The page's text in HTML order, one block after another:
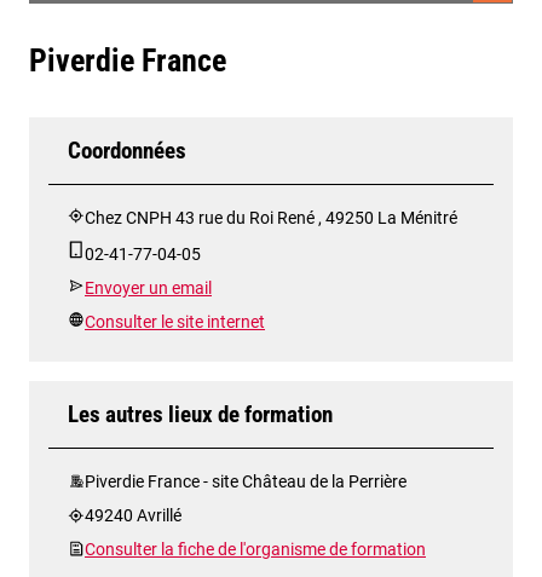
Piverdie France
Coordonnées
Chez CNPH 43 rue du Roi René , 49250 La Ménitré
02-41-77-04-05
Envoyer un email
Consulter le site internet
Les autres lieux de formation
Piverdie France - site Château de la Perrière
49240 Avrillé
Consulter la fiche de l'organisme de formation